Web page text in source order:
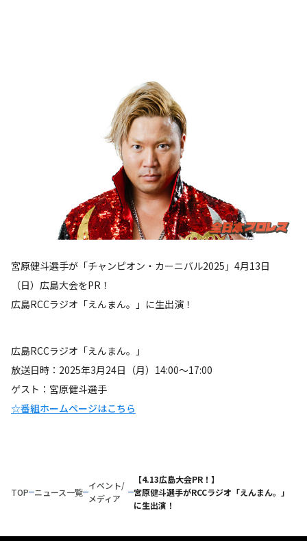
宮原健斗選手が「チャンピオン・カーニバル2025」4月13日
（日）広島大会をPR！
広島RCCラジオ「えんまん。」に生出演！
広島RCCラジオ「えんまん。」
放送日時：2025年3月24日（月）14:00～17:00
ゲスト：宮原健斗選手
☆番組ホームページはこちら
TOP ニュース一覧
イベント/
メディア
【4.13広島大会PR！】
宮原健斗選手がRCCラジオ「えんまん。」
に生出演！